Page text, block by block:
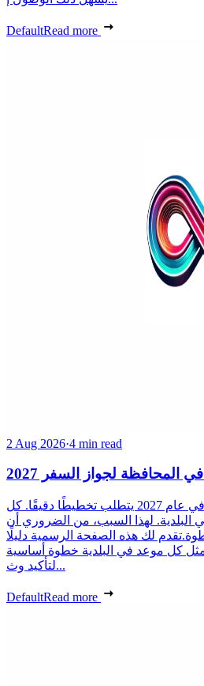
DefaultRead more
2 Aug 2026·4 min read
المحافظة لجواز السفر 2027
الحصول على جواز سفر في عام 2027 يتطلب تخطيطًا دقيقًا. كل
البلدية. لهذا السبب، من الضروري أن
لك هذه الصفحة الرسمية دليلًا
كل موعد في البلدية خطوة أساسية
لتأكيد وث...
DefaultRead more